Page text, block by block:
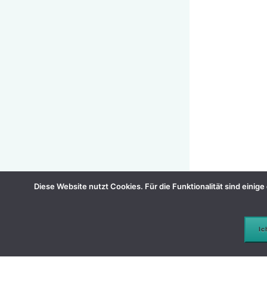
Diese Website nutzt Cookies. Für die Funktionalität sind